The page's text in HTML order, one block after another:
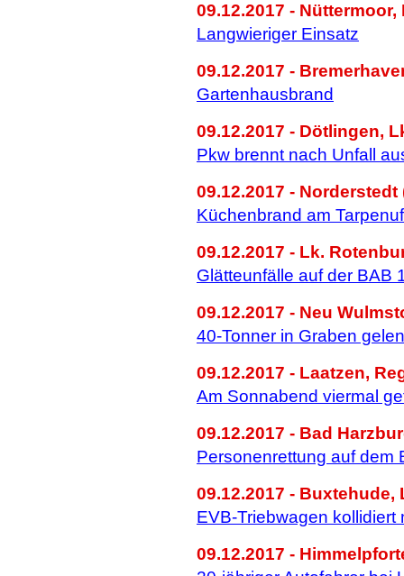
09.12.2017 - Nüttermoor,
Langwieriger Einsatz
09.12.2017 -
Gartenhausbrand
09.12.2017 - Dötlingen,
Pkw brennt nach Unfall
09.12.2017 - Norderstedt
Küchenbrand am
09.12.2017 - Lk.
Glätteunfälle auf der BAB
09.12.2017 - Neu
40-Tonner in Graben
09.12.2017 - Laatzen,
Am Sonnabend viermal
09.12.2017 - Bad
Personenrettung auf dem
09.12.2017 - Buxtehude,
EVB-Triebwagen kollidiert
09.12.2017 -